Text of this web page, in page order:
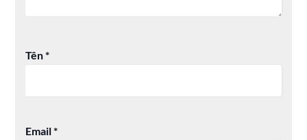
Tên*
Email*